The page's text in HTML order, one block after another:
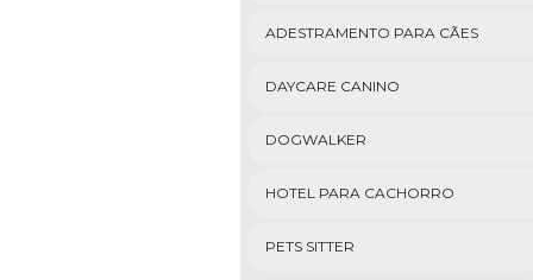
ADESTRAMENTO PARA CÃES
DAYCARE CANINO
DOGWALKER
HOTEL PARA CACHORRO
PETS SITTER